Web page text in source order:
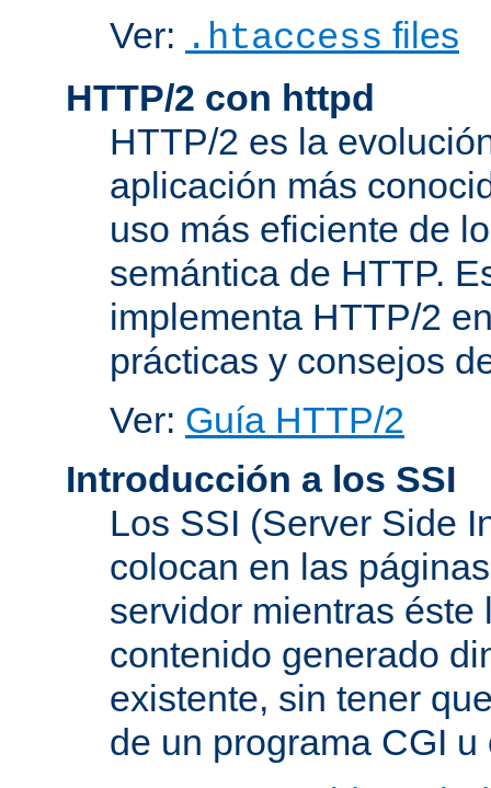
Ver: .htaccess files
HTTP/2 con httpd
HTTP/2 es la
aplicación más
uso más eficiente de
semántica de HTTP.
implementa HTTP/2
prácticas y consejos
Ver: Guía HTTP/2
Introducción a los SSI
Los SSI (Server Side
colocan en las
servidor mientras
contenido generado
existente, sin tener
de un programa CGI